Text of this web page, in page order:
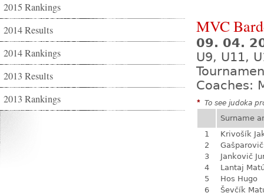
2015 Rankings
2014 Results
2014 Rankings
2013 Results
2013 Rankings
MVC
09. 04.
U9, U11,
Coaches:
* To see judoka
Surname
1
Krivošík
2
3
Jankovič
4
Lantaj
5
Hos Hugo
6
Ševčík